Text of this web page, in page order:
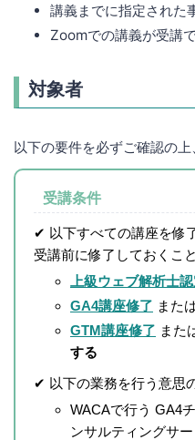
講義までに指定された
Zoomでの講義が受講
対象者
以下の要件を必ずご確認の上
受講条件
✔ 以下すべての講座を修
受講前に修了しておくこ
上級ウェブ解析士
GA4講座修了 また
GTM講座修了 また
する
✔ 以下の業務を行う意思
WACAで行う GA4
ンサルティングサ